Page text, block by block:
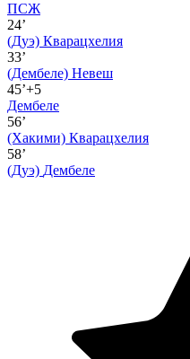
ПСЖ
24’
(Дуэ) Кварацхелия
33’
(Дембеле) Невеш
45’+5
Дембеле
56’
(Хакими) Кварацхелия
58’
(Дуэ) Дембеле